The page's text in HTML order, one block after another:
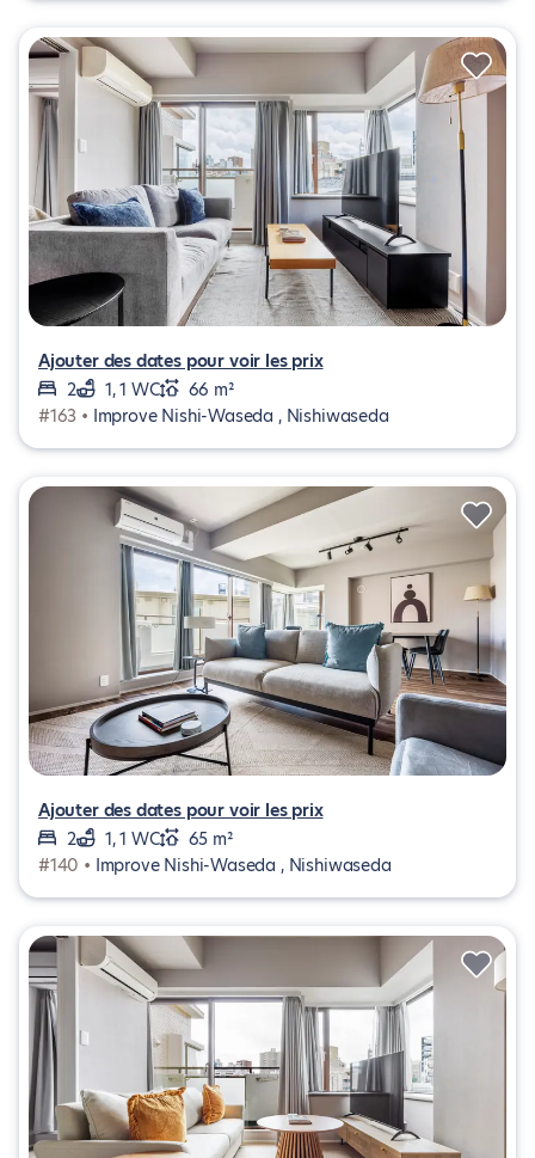
Ajouter des dates pour voir les prix
2
1, 1 WC
66 m²
#163 •
Improve Nishi-Waseda , Nishiwaseda
Ajouter des dates pour voir les prix
2
1, 1 WC
65 m²
#140 •
Improve Nishi-Waseda , Nishiwaseda